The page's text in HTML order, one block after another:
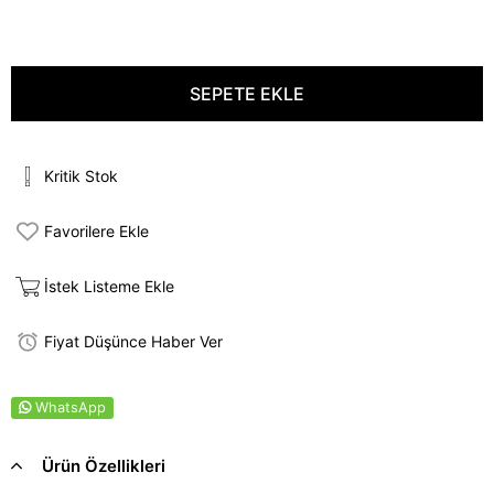
Kritik Stok
Favorilere Ekle
İstek Listeme Ekle
Fiyat Düşünce Haber Ver
WhatsApp
Ürün Özellikleri